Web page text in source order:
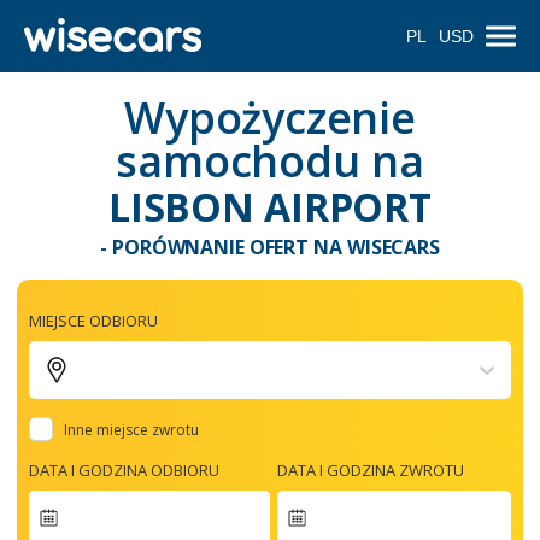
PL USD
Wypożyczenie
samochodu na
LISBON AIRPORT
- PORÓWNANIE OFERT NA WISECARS
MIEJSCE ODBIORU
Inne miejsce zwrotu
DATA I GODZINA ODBIORU DATA I GODZINA ZWROTU